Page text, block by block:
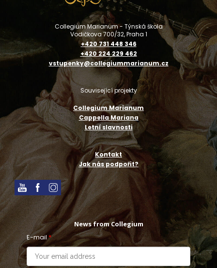
Collegium Marianum - Týnská škola
Vodičkova 700/32, Praha 1
+420 731 448 346
+420 224 229 462
vstupenky@collegiummarianum.cz
Související projekty
Collegium Marianum
Cappella Mariana
Letní slavnosti
Kontakt
Jak nás podpořit?
News from Collegium
E-mail*